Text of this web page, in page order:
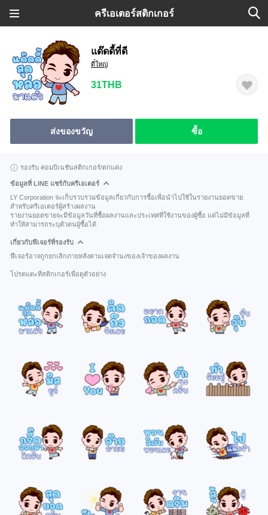
ครีเอเตอร์สติกเกอร์
แด๊ดดี้ที่ดี
ตี๋ใหญ่
31THB
ส่งของขวัญ ซื้อ
รองรับ คอมบิเนชันสติกเกอร์/ตกแต่ง
ข้อมูลที่ LINE แชร์กับครีเอเตอร์
LY Corporation จะเก็บรวบรวมข้อมูลเกี่ยวกับการซื้อเพื่อนำไปใช้ในรายงานยอดขาย
สำหรับครีเอเตอร์ผู้สร้างผลงาน
รายงานยอดขายจะมีข้อมูลวันที่ซื้อผลงานและประเทศที่ใช้งานของผู้ซื้อ แต่ไม่มีข้อมูลที่
ทำให้สามารถระบุตัวตนผู้ซื้อได้
เกี่ยวกับฟีเจอร์ที่รองรับ
ฟีเจอร์อาจถูกยกเลิกภายหลังตามเจตจำนงของเจ้าของผลงาน
โปรดแตะที่สติกเกอร์เพื่อดูตัวอย่าง